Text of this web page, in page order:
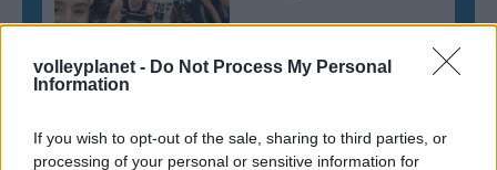
volleyplanet - Do Not Process My Personal
Information
If you wish to opt-out of the sale, sharing to third parties, or
processing of your personal or sensitive information for